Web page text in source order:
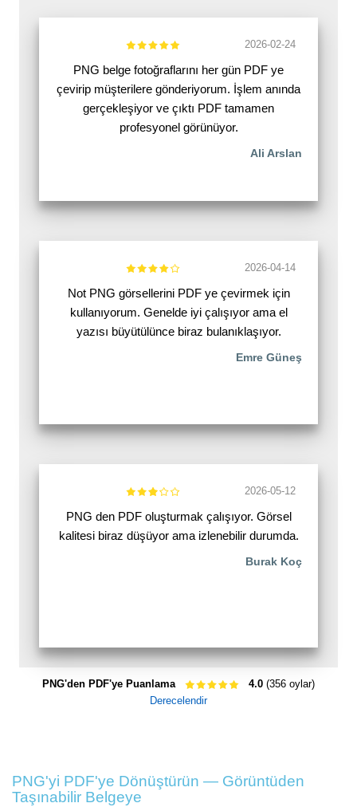
2026-02-24
PNG belge fotoğraflarını her gün PDF ye
çevirip müşterilere gönderiyorum. İşlem anında
gerçekleşiyor ve çıktı PDF tamamen
profesyonel görünüyor.
Ali Arslan
2026-04-14
Not PNG görsellerini PDF ye çevirmek için
kullanıyorum. Genelde iyi çalışıyor ama el
yazısı büyütülünce biraz bulanıklaşıyor.
Emre Güneş
2026-05-12
PNG den PDF oluşturmak çalışıyor. Görsel
kalitesi biraz düşüyor ama izlenebilir durumda.
Burak Koç
PNG'den PDF'ye Puanlama 4.0 (356 oylar)
Derecelendir
PNG'yi PDF'ye Dönüştürün — Görüntüden
Taşınabilir Belgeye